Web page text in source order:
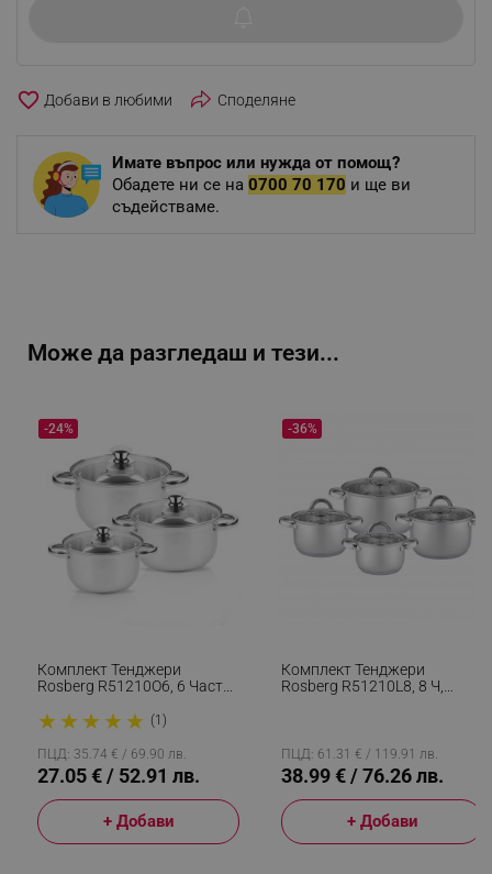
favorite_border Споделяне
Имате въпрос или нужда от помощ?
Обадете ни се на 0700 70 170 и ще ви
съдействаме.
Може да разгледаш и тези...
Комплект Тенджери
Rosberg R51210O6, 6 Части,
★ ★ ★ ★ ★ (1)
-24%
ПЦД: 35.74 € / 69.90 лв.
27.05 € / 52.91 лв.
+ Добави
Комплект Тенджери
Rosberg R51210L8, 8 Ч,
-36%
ПЦД: 61.31 € / 119.91 лв.
38.99 € / 76.26 лв.
+ Добави